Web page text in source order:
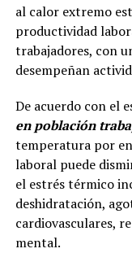
al calor extremo
productividad
trabajadores, con
desempeñan
De acuerdo con el
en población
temperatura por
laboral puede
el estrés térmico
deshidratación,
cardiovasculares,
mental.